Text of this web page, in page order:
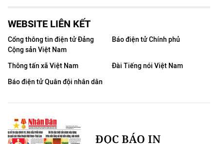
Media Khoa học - Công nghệ
Media Môi trường
Ảnh
TIN MỚI
WEBSITE LIÊN KẾT
Cổng thông tin điện tử Đảng
Cộng sản Việt Nam
Báo điện tử Chính phủ
Thông tấn xã Việt Nam
Đài Tiếng nói Việt Nam
Báo điện tử Quân đội nhân dân
ĐỌC BÁO IN